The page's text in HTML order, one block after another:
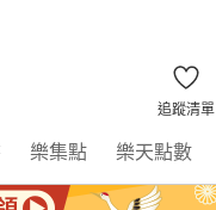
追蹤清單
樂集點 樂天點數